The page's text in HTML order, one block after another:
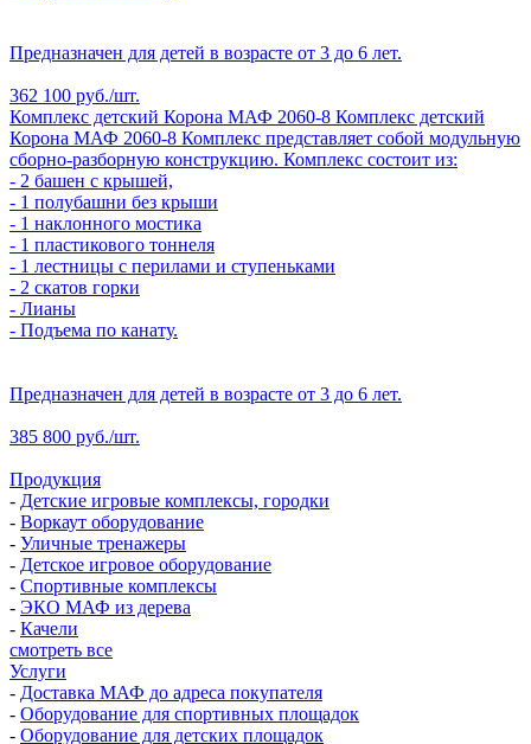
Предназначен для детей в возрасте от 3 до 6 лет.
362 100 руб./шт.
Комплекс детский Корона МАФ 2060-8 Комплекс детский
Корона МАФ 2060-8 Комплекс представляет собой модульную
сборно-разборную конструкцию. Комплекс состоит из:
- 2 башен с крышей,
- 1 полубашни без крыши
- 1 наклонного мостика
- 1 пластикового тоннеля
- 1 лестницы с перилами и ступеньками
- 2 скатов горки
- Лианы
- Подъема по канату.
Предназначен для детей в возрасте от 3 до 6 лет.
385 800 руб./шт.
Продукция
- Детские игровые комплексы, городки
- Воркаут оборудование
- Уличные тренажеры
- Детское игровое оборудование
- Спортивные комплексы
- ЭКО МАФ из дерева
- Качели
смотреть все
Услуги
- Доставка МАФ до адреса покупателя
- Оборудование для спортивных площадок
- Оборудование для детских площадок